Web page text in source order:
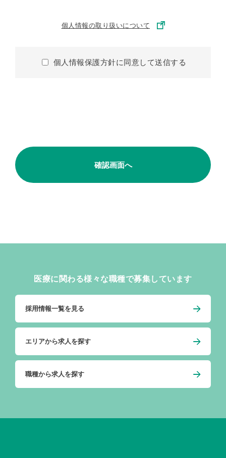
個人情報の取り扱いについて
個人情報保護方針に同意して送信する
医療に関わる様々な職種で募集しています
採用情報一覧を見る
エリアから求人を探す
職種から求人を探す